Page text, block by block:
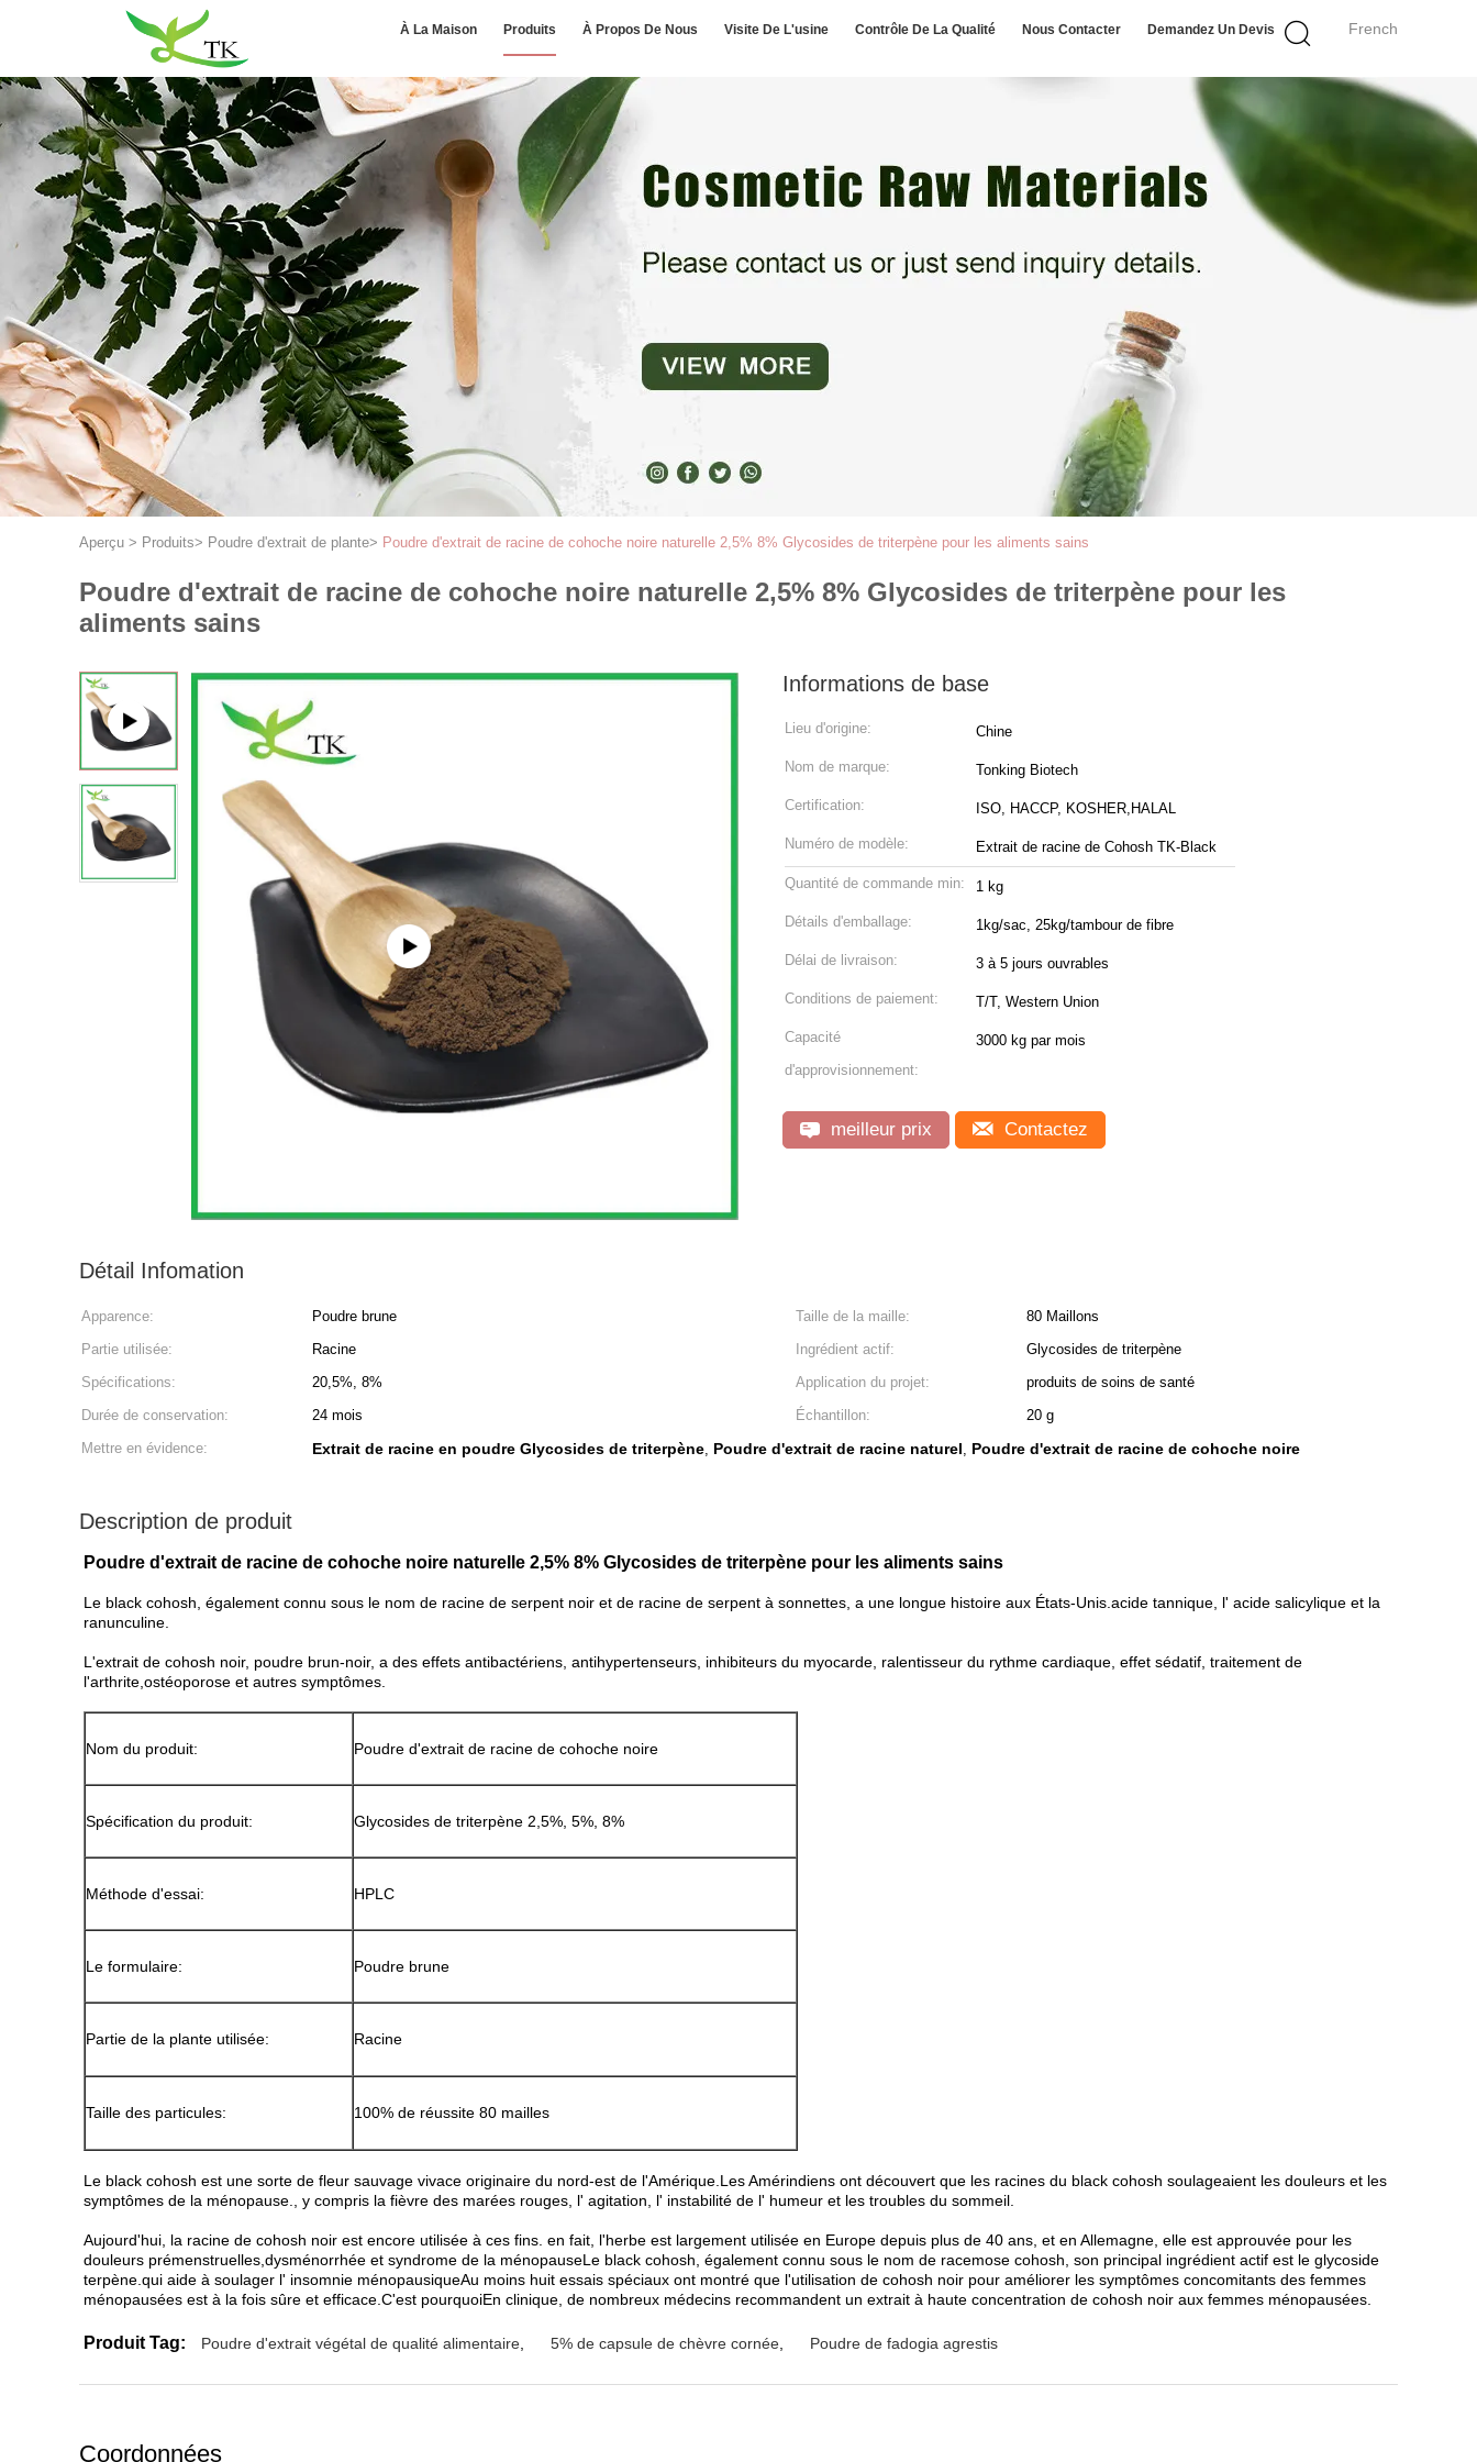
French
À La Maison Produits À Propos De Nous Visite De L'usine Contrôle De La Qualité Nous Contacter Demandez Un Devis
Aperçu > Produits> Poudre d'extrait de plante> Poudre d'extrait de racine de cohoche noire naturelle 2,5% 8% Glycosides de triterpène pour les aliments sains
Poudre d'extrait de racine de cohoche noire naturelle 2,5% 8% Glycosides de triterpène pour les
aliments sains
Informations de base
Lieu d'origine: Chine
Nom de marque: Tonking Biotech
Certification: ISO, HACCP, KOSHER,HALAL
Numéro de modèle: Extrait de racine de Cohosh TK-Black
Quantité de commande min: 1 kg
Détails d'emballage: 1kg/sac, 25kg/tambour de fibre
Délai de livraison: 3 à 5 jours ouvrables
Conditions de paiement: T/T, Western Union
Capacité
d'approvisionnement:
3000 kg par mois
meilleur prix Contactez
Détail Infomation
Apparence: Poudre brune Taille de la maille:
80 Maillons
Partie utilisée:
Racine Ingrédient actif:
Glycosides de triterpène
Spécifications:
20,5%, 8% Application du projet:
produits de soins de santé
Durée de conservation:
24 mois Échantillon:
20 g
Mettre en évidence:
Extrait de racine en poudre Glycosides de triterpène, Poudre d'extrait de racine naturel, Poudre d'extrait de racine de cohoche noire
Description de produit
Poudre d'extrait de racine de cohoche noire naturelle 2,5% 8% Glycosides de triterpène pour les aliments sains
Le black cohosh, également connu sous le nom de racine de serpent noir et de racine de serpent à sonnettes, a une longue histoire aux États-Unis.acide tannique, l' acide salicylique et la
ranunculine.
L'extrait de cohosh noir, poudre brun-noir, a des effets antibactériens, antihypertenseurs, inhibiteurs du myocarde, ralentisseur du rythme cardiaque, effet sédatif, traitement de
l'arthrite,ostéoporose et autres symptômes.
Nom du produit: Poudre d'extrait de racine de cohoche noire
Spécification du produit: Glycosides de triterpène 2,5%, 5%, 8%
Méthode d'essai: HPLC
Le formulaire: Poudre brune
Partie de la plante utilisée: Racine
Taille des particules: 100% de réussite 80 mailles
Le black cohosh est une sorte de fleur sauvage vivace originaire du nord-est de l'Amérique.Les Amérindiens ont découvert que les racines du black cohosh soulageaient les douleurs et les
symptômes de la ménopause., y compris la fièvre des marées rouges, l' agitation, l' instabilité de l' humeur et les troubles du sommeil.
Aujourd'hui, la racine de cohosh noir est encore utilisée à ces fins. en fait, l'herbe est largement utilisée en Europe depuis plus de 40 ans, et en Allemagne, elle est approuvée pour les
douleurs prémenstruelles,dysménorrhée et syndrome de la ménopauseLe black cohosh, également connu sous le nom de racemose cohosh, son principal ingrédient actif est le glycoside
terpène.qui aide à soulager l' insomnie ménopausiqueAu moins huit essais spéciaux ont montré que l'utilisation de cohosh noir pour améliorer les symptômes concomitants des femmes
ménopausées est à la fois sûre et efficace.C'est pourquoiEn clinique, de nombreux médecins recommandent un extrait à haute concentration de cohosh noir aux femmes ménopausées.
Produit Tag: Poudre d'extrait végétal de qualité alimentaire 5% de capsule de chèvre cornée Poudre de fadogia agrestis
Coordonnées